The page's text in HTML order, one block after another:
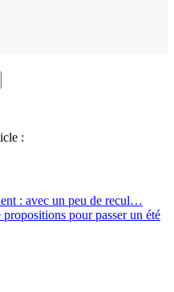
:
: avec un peu de recul…
pour passer un été